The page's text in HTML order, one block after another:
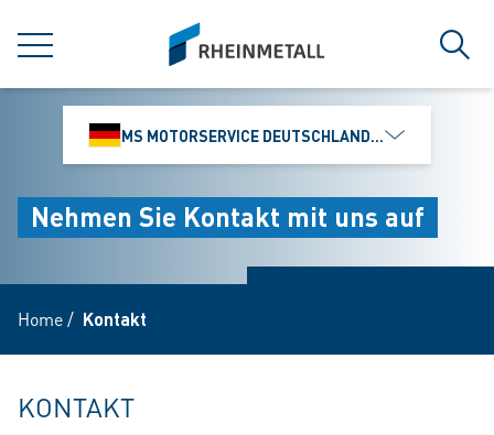
MENÜ
siteLogo
MS MOTORSERVICE DEUTSCHLAND GMBH
Nehmen Sie Kontakt mit uns auf
Home/ Kontakt
KONTAKT